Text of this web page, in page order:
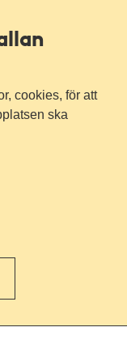
cookies, för att
ska